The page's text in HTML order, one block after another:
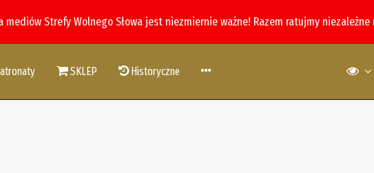
mediów Strefy Wolnego Słowa jest niezmiernie ważne! Razem ratujmy
SKLEP Historyczne